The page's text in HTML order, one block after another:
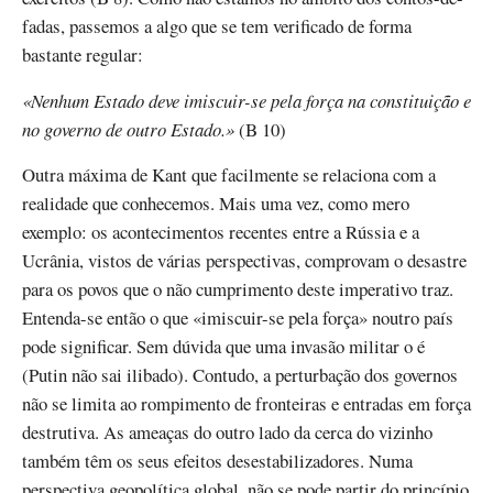
fadas, passemos a algo que se tem verificado de forma
bastante regular:
«Nenhum Estado deve imiscuir-se pela força na constituição e
no governo de outro Estado.»(B 10)
Outra máxima de Kant que facilmente se relaciona com a
realidade que conhecemos. Mais uma vez, como mero
exemplo: os acontecimentos recentes entre a Rússia e a
Ucrânia, vistos de várias perspectivas, comprovam o desastre
para os povos que o não cumprimento deste imperativo traz.
Entenda-se então o que «imiscuir-se pela força» noutro país
pode significar. Sem dúvida que uma invasão militar o é
(Putin não sai ilibado). Contudo, a perturbação dos governos
não se limita ao rompimento de fronteiras e entradas em força
destrutiva. As ameaças do outro lado da cerca do vizinho
também têm os seus efeitos desestabilizadores. Numa